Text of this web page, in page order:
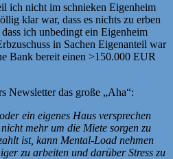
ich nicht im schnieken Eigenheim
klar war, dass es nichts zu erben
ich unbedingt ein Eigenheim
in Sachen Eigenanteil war
Bank bereit einen >150.000 EUR
Newsletter das große „Aha“:
ein eigenes Haus versprechen
mehr um die Miete sorgen zu
ist, kann Mental-Load nehmen
zu arbeiten und darüber Stress zu